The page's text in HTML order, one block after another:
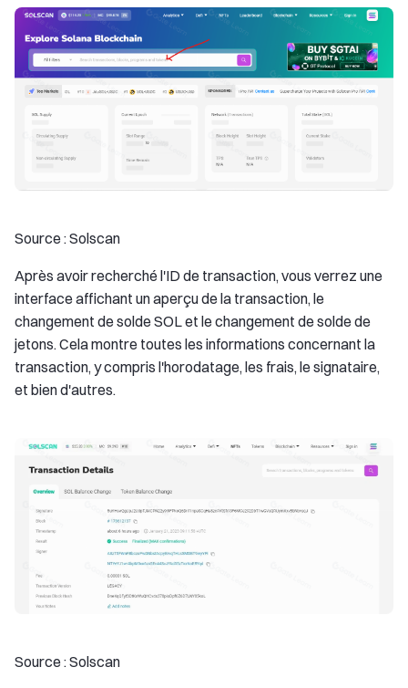
Source : Solscan
Après avoir recherché l'ID de transaction, vous verrez une
interface affichant un aperçu de la transaction, le
changement de solde SOL et le changement de solde de
jetons. Cela montre toutes les informations concernant la
transaction, y compris l'horodatage, les frais, le signataire,
et bien d'autres.
Source : Solscan